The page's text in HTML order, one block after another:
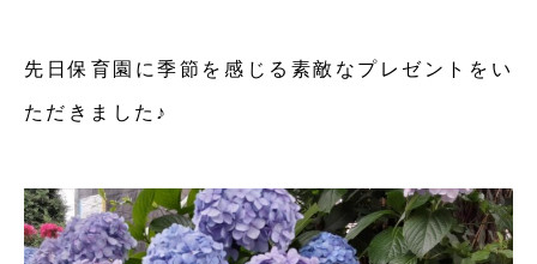
先日保育園に季節を感じる素敵なプレゼントをい
ただきました♪